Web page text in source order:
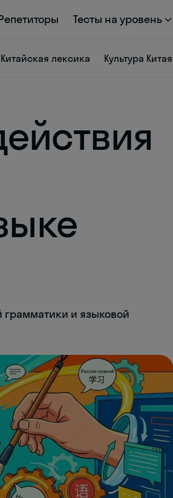
Тесты на уровень
Китайская лексика Культура Китая
и языковой